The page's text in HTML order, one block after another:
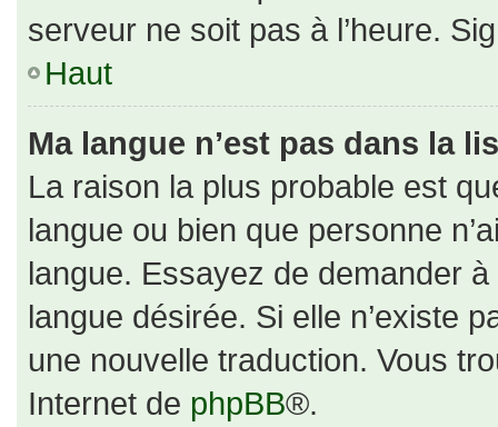
serveur ne soit pas à l’heure.
Haut
Ma langue n’est pas dans la
La raison la plus probable est
langue ou bien que personne
langue. Essayez de demander
langue désirée. Si elle n’existe
une nouvelle traduction. Vous
Internet de phpBB®.